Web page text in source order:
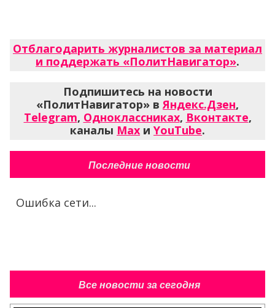
Отблагодарить журналистов за материал
и поддержать «ПолитНавигатор».
Подпишитесь на новости
«ПолитНавигатор» вЯндекс.Дзен,
Telegram, Одноклассниках, Вконтакте,
каналы Max и YouTube.
Последние новости
Ошибка сети...
Все новости за сегодня